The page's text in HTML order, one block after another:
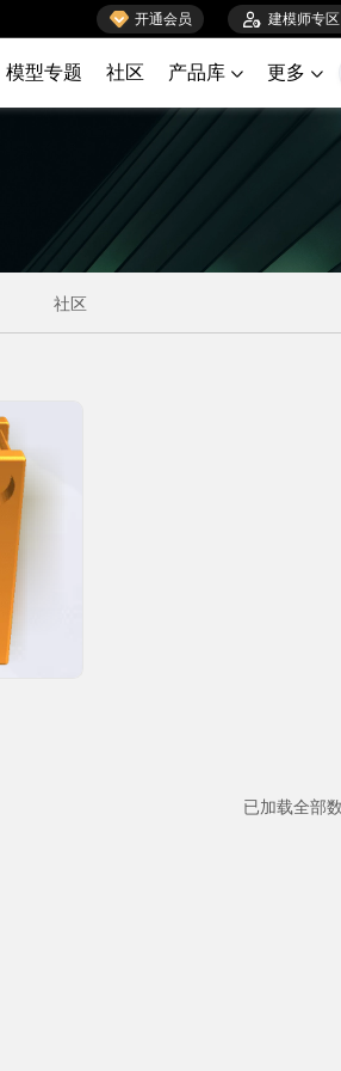
 开通会员  建模师专区
模型专题 社区 产品库  更多 